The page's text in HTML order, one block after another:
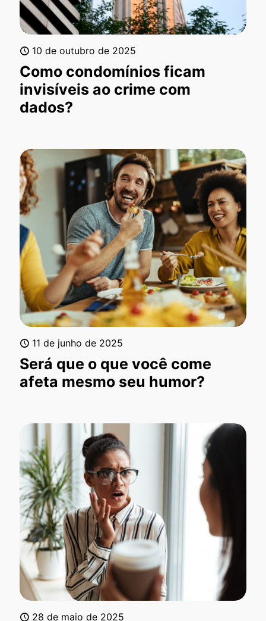
10 de outubro de 2025
Como condomínios ficam
invisíveis ao crime com
dados?
11 de junho de 2025
Será que o que você come
afeta mesmo seu humor?
28 de maio de 2025